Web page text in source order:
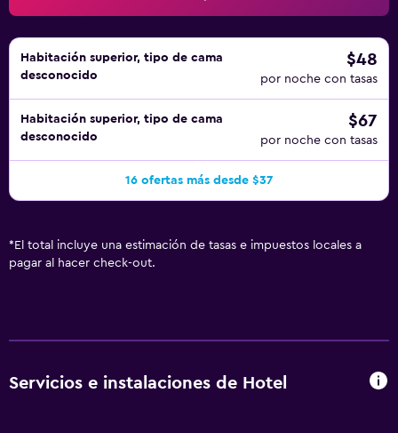
Habitación superior, tipo de cama
desconocido
$48
por noche con tasas
Habitación superior, tipo de cama
desconocido
$67
por noche con tasas
16 ofertas más desde $37
* El total incluye una estimación de tasas e impuestos locales a
pagar al hacer check-out.
Servicios e instalaciones de Hotel